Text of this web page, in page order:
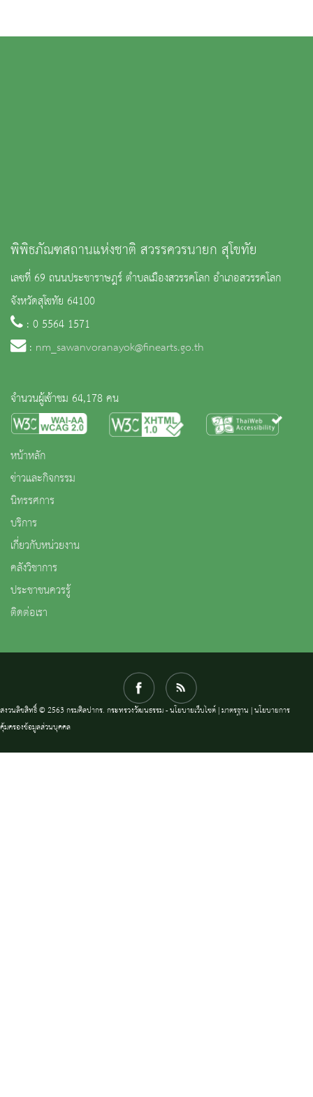
พิพิธภัณฑสถานแห่งชาติ สวรรควรนายก สุโขทัย
เลขที่ 69 ถนนประชาราษฎร์ ตำบลเมืองสวรรคโลก อำเภอสวรรคโลก
จังหวัดสุโขทัย 64100
: 0 5564 1571
: nm_sawanvoranayok@finearts.go.th
จำนวนผู้เข้าชม 64,178 คน
หน้าหลัก
ข่าวและกิจกรรม
นิทรรศการ
บริการ
เกี่ยวกับหน่วยงาน
คลังวิชาการ
ประชาชนควรรู้
ติดต่อเรา
สงวนลิขสิทธิ์ © 2563 กรมศิลปากร. กระทรวงวัฒนธรรม -นโยบายเว็บไซต์|มาตรฐาน |นโยบายการ
คุ้มครองข้อมูลส่วนบุคคล